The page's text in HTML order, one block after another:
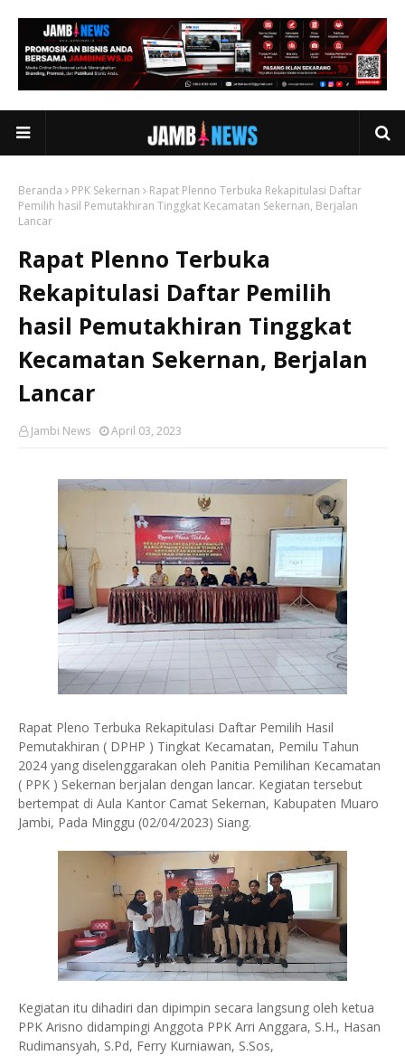
Beranda PPK Sekernan
Rapat Plenno Terbuka Rekapitulasi Daftar
Pemilih hasil Pemutakhiran Tinggkat Kecamatan Sekernan, Berjalan
Lancar
Rapat Plenno Terbuka
Rekapitulasi Daftar Pemilih
hasil Pemutakhiran Tinggkat
Kecamatan Sekernan, Berjalan
Lancar
Jambi News April 03, 2023
Rapat Pleno Terbuka Rekapitulasi Daftar Pemilih Hasil
Pemutakhiran ( DPHP ) Tingkat Kecamatan, Pemilu Tahun
2024 yang diselenggarakan oleh Panitia Pemilihan Kecamatan
( PPK ) Sekernan berjalan dengan lancar. Kegiatan tersebut
bertempat di Aula Kantor Camat Sekernan, Kabupaten Muaro
Jambi, Pada Minggu (02/04/2023) Siang.
Kegiatan itu dihadiri dan dipimpin secara langsung oleh ketua
PPK Arisno didampingi Anggota PPK Arri Anggara, S.H., Hasan
Rudimansyah, S.Pd, Ferry Kurniawan, S.Sos,